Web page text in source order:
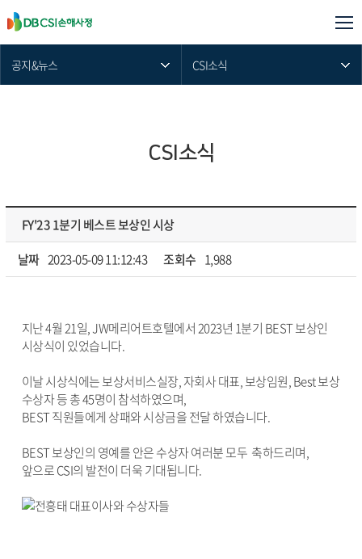
공지&뉴스 CSI소식
CSI소식
FY'23 1분기 베스트 보상인 시상
날짜 2023-05-09 11:12:43 조회수 1,988
지난 4월 21일, JW메리어트호텔에서 2023년 1분기 BEST 보상인
시상식이 있었습니다.
이날 시상식에는 보상서비스실장, 자회사 대표, 보상임원, Best 보상
수상자 등 총 45명이 참석하였으며,
BEST 직원들에게 상패와 시상금을 전달 하였습니다.
BEST 보상인의 영예를 안은 수상자 여러분 모두 축하드리며,
앞으로 CSI의 발전이 더욱 기대됩니다.